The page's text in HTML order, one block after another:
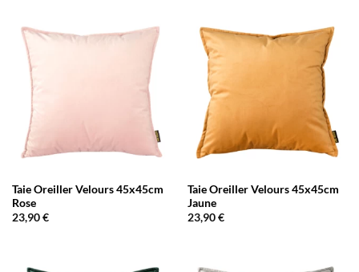
Taie Oreiller Velours 45x45cm
Rose
23,90€
Taie Oreiller Velours 45x45cm
Jaune
23,90€